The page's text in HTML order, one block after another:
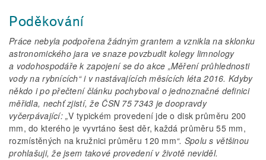
Poděkování
Práce nebyla podpořena žádným grantem a vznikla na sklonku
astronomického jara ve snaze povzbudit kolegy limnology
a vodohospodáře k zapojení se do akce „Měření průhlednosti
vody na rybnících“ i v nastávajících měsících léta 2016. Kdyby
někdo i po přečtení článku pochyboval o jednoznačné definici
měřidla, nechť zjistí, že ČSN 75 7343 je doopravdy
vyčerpávající: „V typickém provedení jde o disk průměru 200
mm, do kterého je vyvrtáno šest děr, každá průměru 55 mm,
rozmístěných na kružnici průměru 120 mm“. Spolu s většinou
prohlašuji, že jsem takové provedení v životě neviděl.